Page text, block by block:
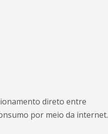
direto entre
por meio da internet.